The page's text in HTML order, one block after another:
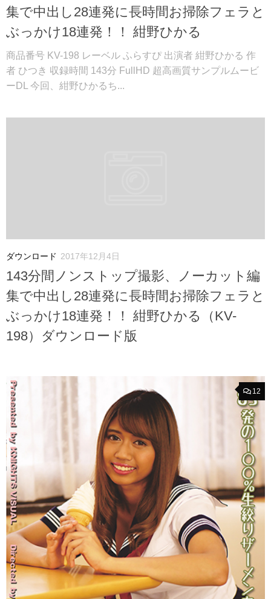
集で中出し28連発に長時間お掃除フェラと
ぶっかけ18連発！！ 紺野ひかる
商品番号 KV-198 レーベル ふらすぴ 出演者 紺野ひかる 作
者 ひつき 収録時間 143分 FullHD 超高画質サンプルムービ
ーDL 今回、紺野ひかるち...
ダウンロード 2017年12月4日
143分間ノンストップ撮影、ノーカット編
集で中出し28連発に長時間お掃除フェラと
ぶっかけ18連発！！ 紺野ひかる（KV-
198）ダウンロード版
12